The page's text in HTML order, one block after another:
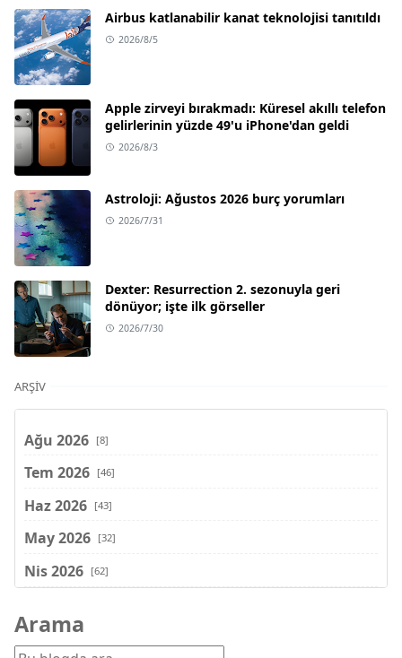
Airbus katlanabilir kanat teknolojisi tanıtıldı
2026/8/5
Apple zirveyi bırakmadı: Küresel akıllı telefon
gelirlerinin yüzde 49'u iPhone'dan geldi
2026/8/3
Astroloji: Ağustos 2026 burç yorumları
2026/7/31
Dexter: Resurrection 2. sezonuyla geri
dönüyor; işte ilk görseller
2026/7/30
ARŞIV
Ağu 2026 [8]
Tem 2026 [46]
Haz 2026 [43]
May 2026 [32]
Nis 2026 [62]
Şub 2026
Arama